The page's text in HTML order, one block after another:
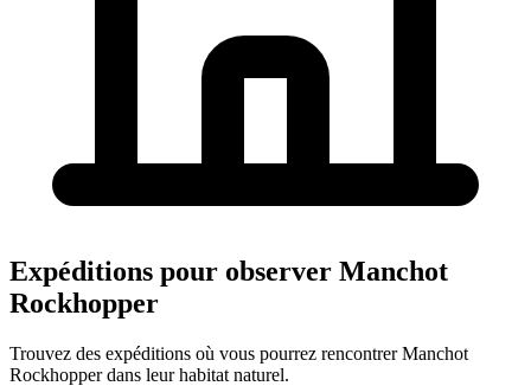
Expéditions pour observer Manchot
Rockhopper
Trouvez des expéditions où vous pourrez rencontrer Manchot
Rockhopper dans leur habitat naturel.